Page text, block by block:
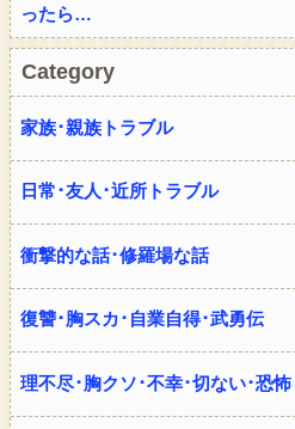
ったら…
Category
家族･親族トラブル
日常･友人･近所トラブル
衝撃的な話･修羅場な話
復讐･胸スカ･自業自得･武勇伝
理不尽･胸クソ･不幸･切ない･恐怖